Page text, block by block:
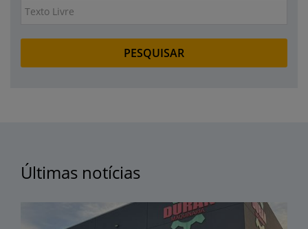
Últimas notícias